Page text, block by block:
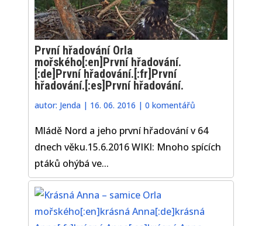
První hřadování Orla
mořského[:en]První hřadování.
[:de]První hřadování.[:fr]První
hřadování.[:es]První hřadování.
autor: Jenda | 16. 06. 2016 |0 komentářů
Mládě Nord a jeho první hřadování v 64
dnech věku.15.6.2016 WIKI: Mnoho spících
ptáků ohýbá ve...